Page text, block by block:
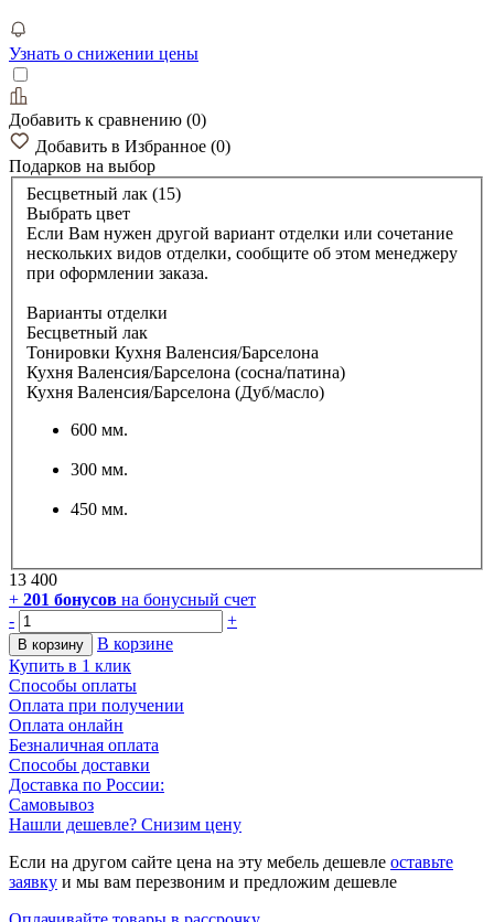
Узнать о снижении цены
Добавить к сравнению (0)
Добавить в Избранное (0)
Подарков на выбор
Бесцветный лак (15)
Выбрать цвет
Если Вам нужен другой вариант отделки или сочетание
нескольких видов отделки, сообщите об этом менеджеру
при оформлении заказа.
Варианты отделки
Бесцветный лак
Тонировки Кухня Валенсия/Барселона
Кухня Валенсия/Барселона (сосна/патина)
Кухня Валенсия/Барселона (Дуб/масло)
600 мм.
300 мм.
450 мм.
13 400
+ 201 бонусов на бонусный счет
-
+
В корзину
В корзине
Купить в 1 клик
Способы оплаты
Оплата при получении
Оплата онлайн
Безналичная оплата
Способы доставки
Доставка по России:
Самовывоз
Нашли дешевле? Снизим цену
Если на другом сайте цена на эту мебель дешевле оставьте
заявку и мы вам перезвоним и предложим дешевле